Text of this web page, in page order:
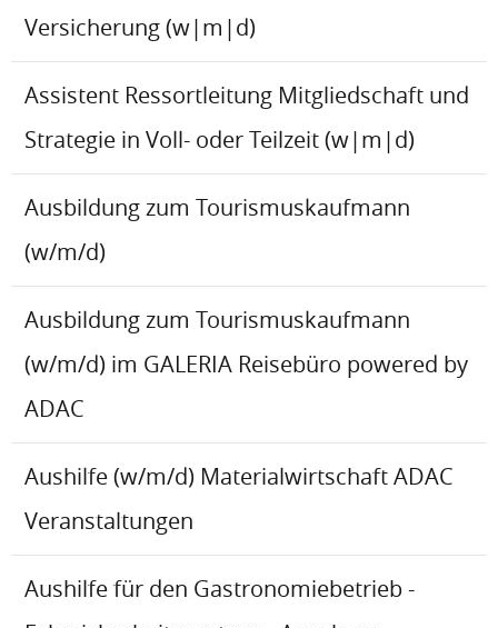
Versicherung (w|m|d)
Assistent Ressortleitung Mitgliedschaft und
Strategie in Voll- oder Teilzeit (w|m|d)
Ausbildung zum Tourismuskaufmann
(w/m/d)
Ausbildung zum Tourismuskaufmann
(w/m/d) im GALERIA Reisebüro powered by
ADAC
Aushilfe (w/m/d) Materialwirtschaft ADAC
Veranstaltungen
Aushilfe für den Gastronomiebetrieb -